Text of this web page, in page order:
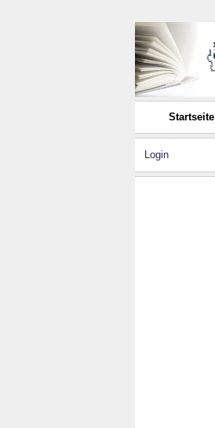
Startseite
Login